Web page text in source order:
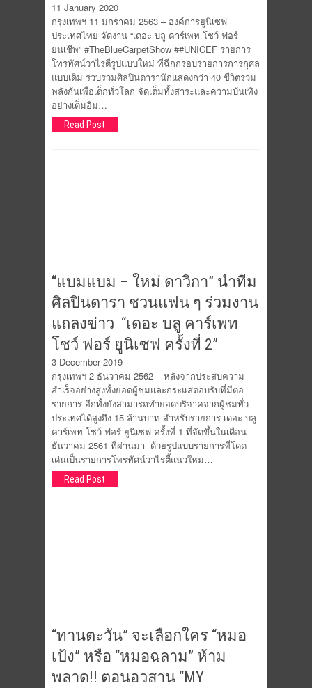
11 January 2020
กรุงเทพฯ 11 มกราคม 2563 – องค์การยูนิเซฟ
ประเทศไทย จัดงาน “เดอะ บลู คาร์เพท โชว์ ฟอร์
ยนเชีพ” #TheBlueCarpetShow ##UNICEF รายการ
โทรทัศน์วาไรตีรูปแบบใหม่ ที่ฉีกกรอบรายการการกุศล
แบบเดิม รวบรวมศิลปินดารานักแสดงกว่า 40 ชีวิตรวม
พลังกันเพื่อเด็กทั่วโลก จัดเต็มทั้งสาระและความบันเทิง
อย่างเต็มอิ่ม…
Read Post
“แบมแบม – ใหม่ ดาวิกา” นำทีม
ศิลปินดารา ชวนแฟน ๆ ร่วมงาน
แถลงข่าว “เดอะ บลู คาร์เพท
โชว์ ฟอร์ ยูนิเซฟ ครั้งที่ 2”
3 December 2019
กรุงเทพฯ 2 ธันวาคม 2562 – หลังจากประสบความ
สำเร็จอย่างสูงทั้งยอดผู้ชมและกระแสตอบรับที่มีต่อ
รายการ อีกทั้งยังสามารถทำยอดบริจาคจากผู้ชมทั่ว
ประเทศได้สูงถึง 15 ล้านบาท สำหรับรายการ เดอะ บลู
คาร์เพท โชว์ ฟอร์ ยูนิเซฟ ครั้งที่ 1 ที่จัดขึ้นในเดือน
ธันวาคม 2561 ที่ผ่านมา ด้วยรูปแบบรายการที่โดด
เด่นเป็นรายการโทรทัศน์วาไรตี้แนวใหม่…
Read Post
“ทานตะวัน” จะเลือกใคร “หมอ
เป้ง” หรือ “หมอฉลาม” ห้าม
พลาด!! ตอนอวสาน “MY